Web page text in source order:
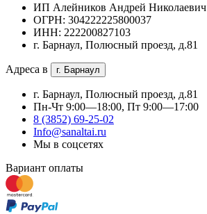
ИП Алейников Андрей Николаевич
ОГРН: 304222225800037
ИНН: 222200827103
г. Барнаул, Полюсный проезд, д.81
Адреса в г. Барнаул
г. Барнаул, Полюсный проезд, д.81
Пн-Чт 9:00—18:00, Пт 9:00—17:00
8 (3852) 69-25-02
Info@sanaltai.ru
Мы в соцсетях
Вариант оплаты